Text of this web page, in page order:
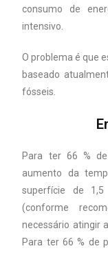
consumo de
intensivo.
O problema é que
baseado
fósseis.
Para ter 66 %
aumento da
superfície de 1,5
(conforme
necessário atingir
Para ter 66 % de